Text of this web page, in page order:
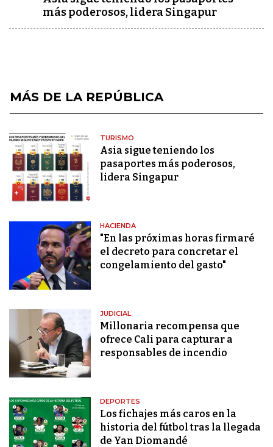
más poderosos, lidera Singapur
MÁS DE LA REPÚBLICA
TURISMO
Asia sigue teniendo los
pasaportes más poderosos,
lidera Singapur
HACIENDA
"En las próximas horas firmaré
el decreto para concretar el
congelamiento del gasto"
JUDICIAL
Millonaria recompensa que
ofrece Cali para capturar a
responsables de incendio
DEPORTES
Los fichajes más caros en la
historia del fútbol tras la llegada
de Yan Diomandé